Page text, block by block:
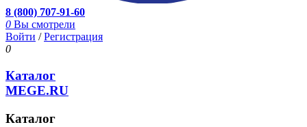
8 (800) 707-91-60
0 Вы смотрели
Войти /Регистрация
0
Каталог
MEGE.RU
Каталог